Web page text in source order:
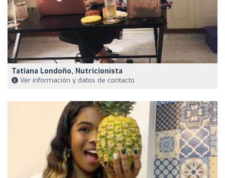
Tatiana Londoño, Nutricionista
Ver información y datos de contacto